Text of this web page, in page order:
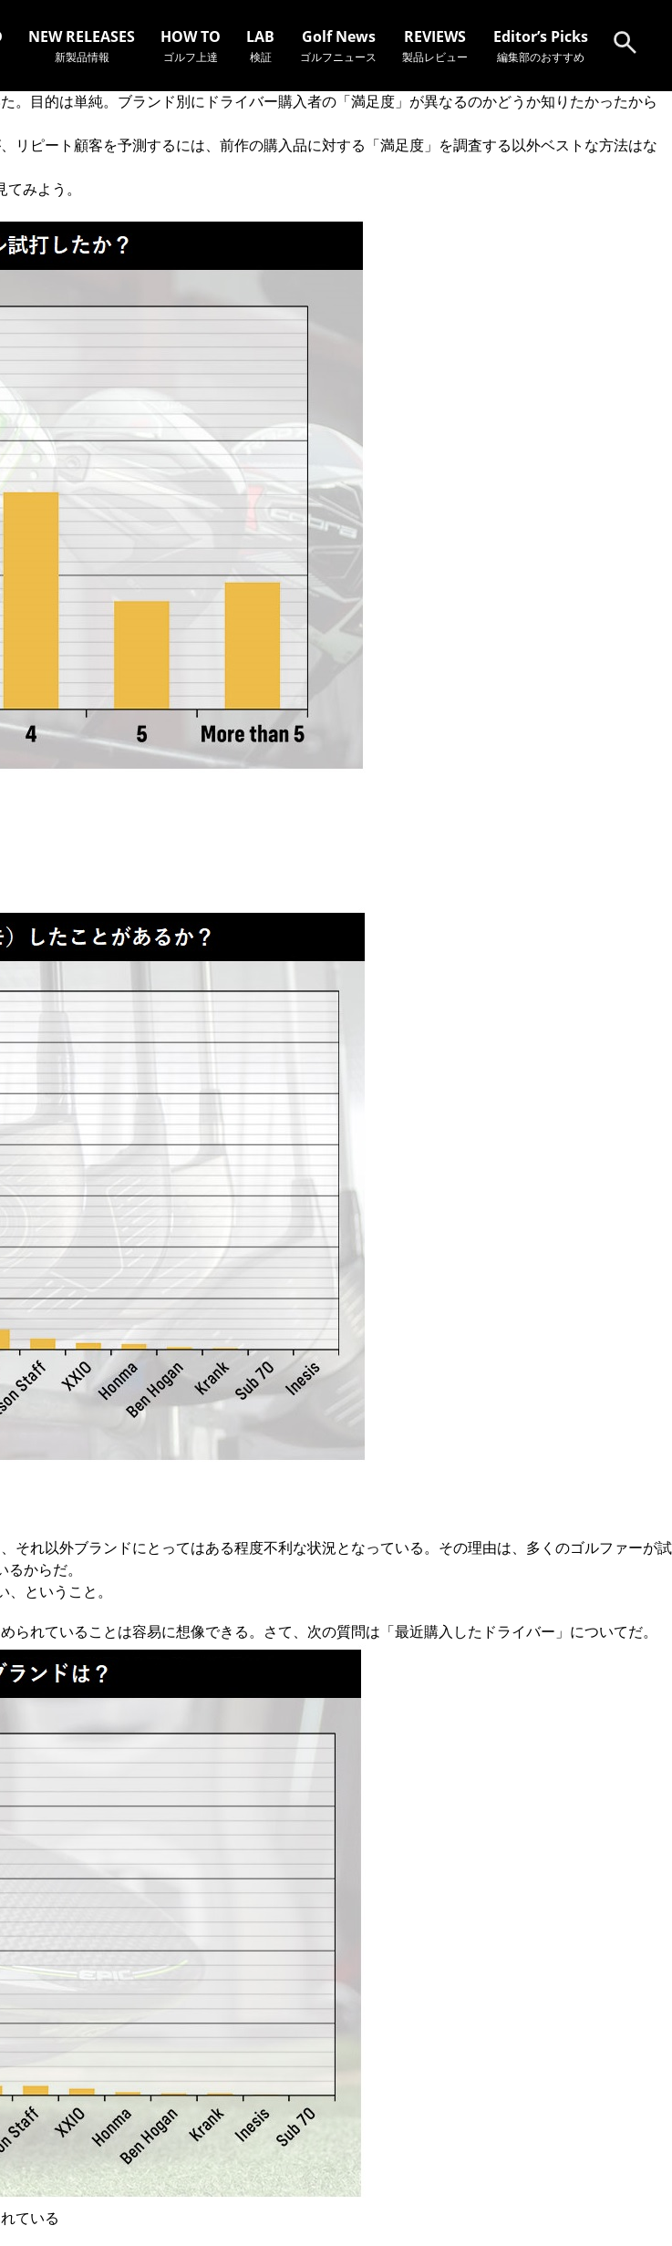
NEW RELEASES
新製品情報
HOW TO
ゴルフ上達
LAB
検証
Golf News
ゴルフニュース
REVIEWS
製品レビュー
Editor’s Picks
編集部のおすすめ
目的は単純。ブランド別にドライバー購入者の「満足度」が異なるのかどうか知りたかったから
ピート顧客を予測するには、前作の購入品に対する「満足度」を調査する以外ベストな方法はな
みよう。
れ以外ブランドにとってはある程度不利な状況となっている。その理由は、多くのゴルファーが試
からだ。
ということ。
れていることは容易に想像できる。さて、次の質問は「最近購入したドライバー」についてだ。
ている
い事柄を入力してください。
検索